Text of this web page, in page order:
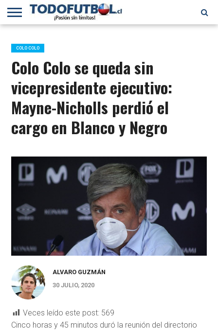
PRIMERA
B
SELECCIÓN
CHILENA
CHILENOS
EN EL
MUNDO
FÚTBOL
INTERNACIONAL
COLO COLO
Colo Colo se queda sin
vicepresidente ejecutivo:
Mayne-Nicholls perdió el
cargo en Blanco y Negro
ALVARO GUZMÁN
30 JULIO, 2020
Veces leído este post: 569
Cinco horas y 45 minutos duró la reunión del directorio